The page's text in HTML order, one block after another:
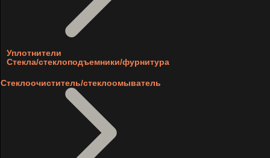
Уплотнители
Стекла/стеклоподъемники/фурнитура
Стеклоочиститель/стеклоомыватель